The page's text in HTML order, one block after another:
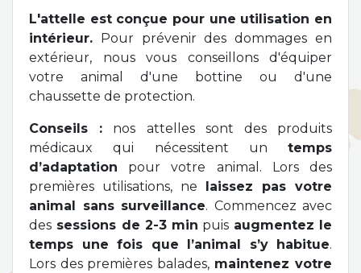
L'attelle est conçue pour une utilisation en
intérieur. Pour prévenir des dommages en
extérieur, nous vous conseillons d'équiper
votre animal d'une bottine ou d'une
chaussette de protection.
Conseils : nos attelles sont des produits
médicaux qui nécessitent un temps
d’adaptation pour votre animal. Lors des
premières utilisations, ne laissez pas votre
animal sans surveillance. Commencez avec
des sessions de 2-3 min puis augmentez le
temps une fois que l’animal s’y habitue.
Lors des premières balades,maintenez votre